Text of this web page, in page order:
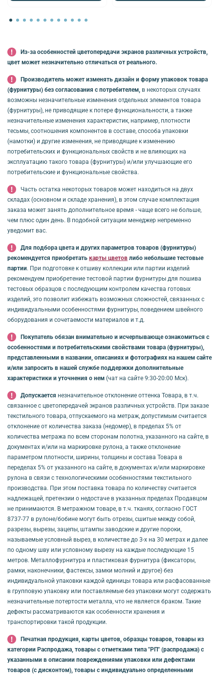
Из-за особенностей цветопередачи экранов различных устройств,
цвет может незначительно отличаться от реального.
Производитель может изменять дизайн и форму упаковок товара
(фурнитуры) без согласования с потребителем, в некоторых случаях
возможны незначительные изменения отдельных элементов товара
(фурнитуры), не приводящие к потере функциональности, а также
незначительные изменения характеристик, например, плотности
тесьмы, соотношения компонентов в составе, способа упаковки
(намотки) и другие изменения, не приводящие к изменению
потребительских и функциональных свойств и не влияющих на
эксплуатацию такого товара (фурнитуры) и/или улучшающие его
потребительские и функциональные свойства.
Часть остатка некоторых товаров может находиться на двух
складах (основном и складе хранения), в этом случае комплектация
заказа может занять дополнительное время - чаще всего не больше,
чем плюс один день. В подобной ситуации менеджер непременно
уведомит вас.
Для подбора цвета и других параметров товаров (фурнитуры)
рекомендуется приобретать карты цветов либо небольшие тестовые
партии. При подготовке к отшиву коллекции или партии изделий
рекомендуем приобретение тестовой партии фурнитуры для пошива
тестовых образцов с последующим контролем качества готовых
изделий, это позволит избежать возможных сложностей, связанных с
индивидуальными особенностями фурнитуры, поведением швейного
оборудования и сочетаемости материалов и т.д.
Покупатель обязан внимательно и исчерпывающе ознакомиться с
особенностями и потребительскими свойствами товара (фурнитуры),
представленными в названии, описаниях и фотографиях на нашем сайте
и/или запросить в нашей службе поддержки дополнительные
характеристики и уточнения о нем (чат на сайте 9:30-20:00 Мск).
Допускается незначительное отклонение оттенка Товара, в т.ч.
связанное с цветопередачей экранов различных устройств. При заказе
текстильного товара, отпускаемого на метраж, допустимым считается
отклонение от количества заказа (недомер), в пределах 5% от
количества метража по всем сторонам полотна, указанного на сайте, в
документах и/или на маркировке рулона, а также отклонение
параметром плотности, ширины, толщины и состава Товара в
переделах 5% от указанного на сайте, в документах и/или маркировке
рулона в связи с технологическими особенностями текстильного
производства. При этом поставка товара по количеству считается
надлежащей, претензии о недостаче в указанных пределах Продавцом
не принимаются. В метражном товаре, в т.ч. тканях, согласно ГОСТ
8737-77 в рулоне/бобине могут быть отрезы, сшитые между собой,
разрезы, вырезы, зацепы, штампы заводские и другие пороки,
называемые условный вырез, в количестве до 3-х на 30 метрах и далее
по одному шву или условному вырезу на каждые последующие 15
метров. Металлофурнитура и пластиковая фурнитура (фиксаторы,
рамки, наконечники, фастексы, замки молний и другое) без
индивидуальной упаковки каждой единицы товара или расфасованные
в групповую упаковку или поставляемые без упаковки могут содержать
незначительные потертости металла, что не является браком. Такие
дефекты рассматриваются как особенности хранения и
транспортировки такой продукции.
Печатная продукция, карты цветов, образцы товаров, товары из
категории Распродажа, товары с отметками типа "РП" (распродажа) с
указанными в описании повреждениями упаковки или дефектами
товаров (с дисконтом), товары с индивидуально определенными